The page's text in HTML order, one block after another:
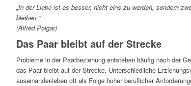
„In der Liebe ist es besser, nicht eins zu werden, sondern
bleiben.“
(Alfred Polgar)
Das Paar bleibt auf der Strecke
Probleme in der Paarbeziehung entstehen häufig nach der
das Paar bleibt auf der Strecke. Unterschiedliche
auseinander-leben oft als Folge hoher beruflicher